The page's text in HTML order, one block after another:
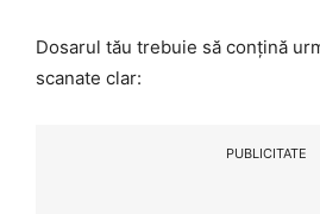
Dosarul tău trebuie să conțină
scanate clar:
PUBLICITATE